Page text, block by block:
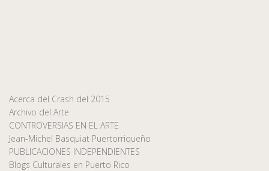
Acerca del Crash del 2015
Archivo del Arte
CONTROVERSIAS EN EL ARTE
Jean-Michel Basquiat Puertorriqueño
PUBLICACIONES INDEPENDIENTES
Blogs Culturales en Puerto Rico